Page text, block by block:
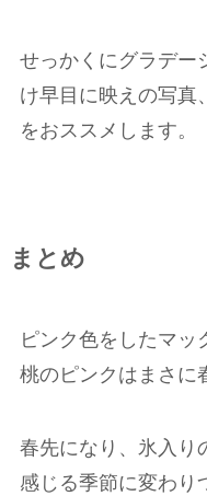
せっかくにグラデー
け早目に映えの写真
をおススメします。
まとめ
ピンク色をしたマッ
桃のピンクはまさに
春先になり、氷入り
感じる季節に変わり